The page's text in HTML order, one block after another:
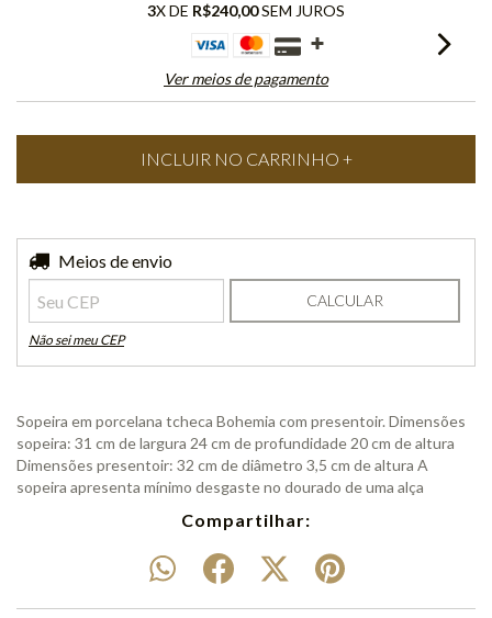
3X DE R$240,00SEM JUROS
Ver meios de pagamento
Entregas para o CEP:
Meios de envio
CALCULAR
Não sei meu CEP
Sopeira em porcelana tcheca Bohemia com presentoir. Dimensões
sopeira: 31 cm de largura 24 cm de profundidade 20 cm de altura
Dimensões presentoir: 32 cm de diâmetro 3,5 cm de altura A
sopeira apresenta mínimo desgaste no dourado de uma alça
Compartilhar: